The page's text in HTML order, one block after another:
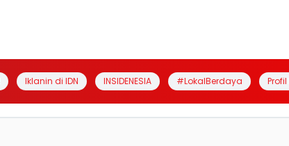
Iklanin di IDN INSIDENESIA #LokalBerdaya